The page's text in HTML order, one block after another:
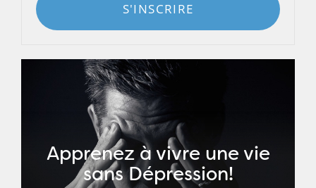
S'INSCRIRE
Apprenez à vivre une vie
sans Dépression!